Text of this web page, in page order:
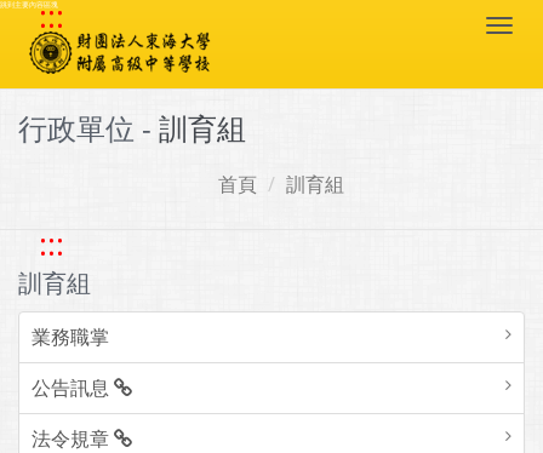
跳到主要內容區塊
:::
行政單位 - 訓育組
首頁 訓育組
:::
訓育組
業務職掌
公告訊息
法令規章